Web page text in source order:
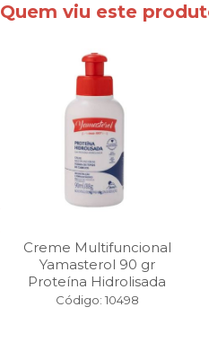
Quem viu este
Creme Multifuncional
Yamasterol 90 gr
Proteína Hidrolisada
Código: 10498